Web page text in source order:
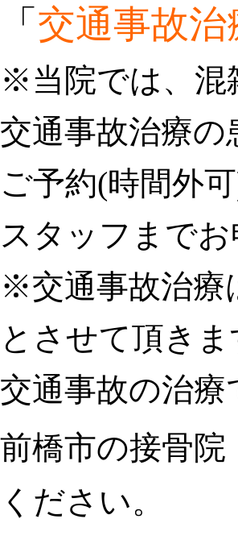
「 交通事故
※当院では、混
交通事故治療
ご予約(時間外
スタッフまで
※交通事故治療
とさせて頂きま
交通事故の治
前橋市の接骨院
ください。